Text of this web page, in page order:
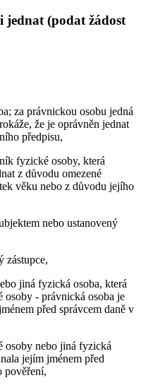
jednat (podat žádost
za právnickou osobu jedná
že je oprávněn jednat
předpisu,
fyzické osoby, která
z důvodu omezené
věku nebo z důvodu jejího
nebo ustanovený
zástupce,
jiná fyzická osoba, která
osoby - právnická osoba je
před správcem daně v
osoby nebo jiná fyzická
jejím jménem před
pověření,